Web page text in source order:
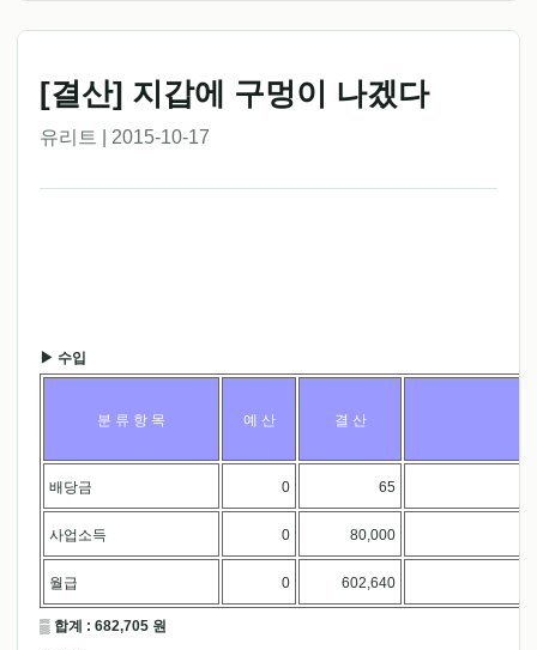
[결산] 지갑에 구멍이 나겠다
유리트 | 2015-10-17
▶ 수입
분 류 항 목 예 산 결 산
배당금 0 65
사업소득 0 80,000
월급 0 602,640
▒ 합계 : 682,705 원